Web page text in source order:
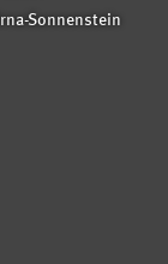
Sonnenstein